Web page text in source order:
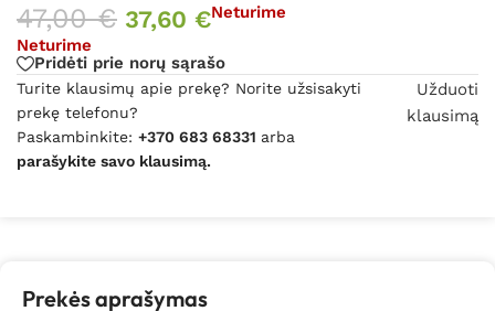
47,00€ 37,60 €Neturime
Neturime
Pridėti prie norų sąrašo
Turite klausimų apie prekę? Norite užsisakyti
prekę telefonu?
Paskambinkite: +370 683 68331 arba
parašykite savo klausimą.
Užduoti
klausimą
Prekės aprašymas